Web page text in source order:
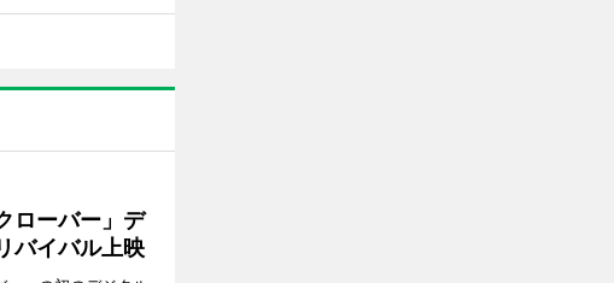
ローバー」デ
バイバル上映